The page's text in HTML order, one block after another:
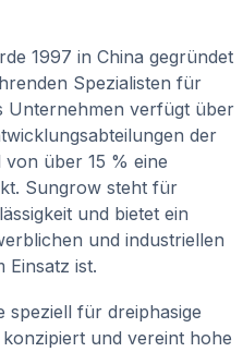
1997 in China gegründet
Spezialisten für
Unternehmen verfügt über
der
über 15 % eine
Sungrow steht für
und bietet ein
und industriellen
Einsatz ist.
für dreiphasige
und vereint hohe